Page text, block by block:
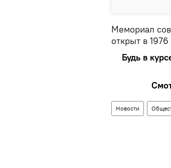
Мемориал
открыт в
Будь в
Новости